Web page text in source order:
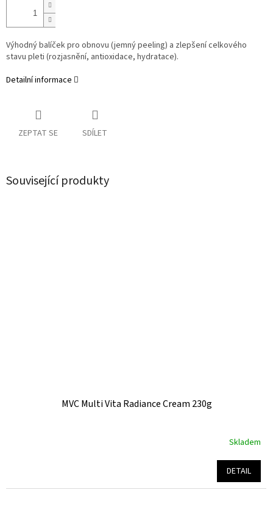
Výhodný balíček pro obnovu (jemný peeling) a zlepšení celkového
stavu pleti (rozjasnění, antioxidace, hydratace).
Detailní informace
ZEPTAT SE SDÍLET
Související produkty
MVC Multi Vita Radiance Cream 230g
5,0
Skladem
DETAIL